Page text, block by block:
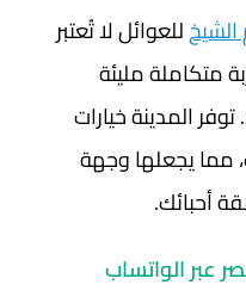
للعوائل لا تُعتبر
متكاملة مليئة
المدينة خيارات
مما يجعلها وجهة
أحبائك.
عبر الواتساب